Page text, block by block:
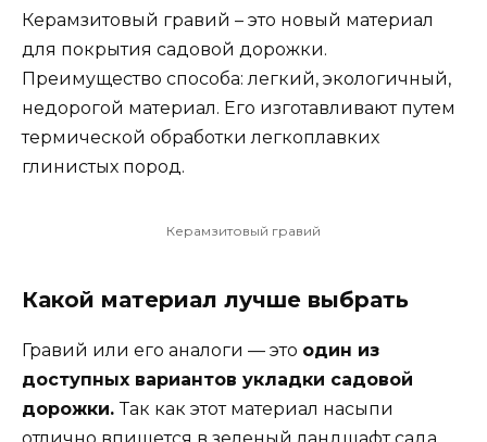
Керамзитовый гравий – это новый материал
для покрытия садовой дорожки.
Преимущество способа: легкий, экологичный,
недорогой материал. Его изготавливают путем
термической обработки легкоплавких
глинистых пород.
Керамзитовый гравий
Какой материал лучше выбрать
Гравий или его аналоги — это один из
доступных вариантов укладки садовой
дорожки.Так как этот материал насыпи